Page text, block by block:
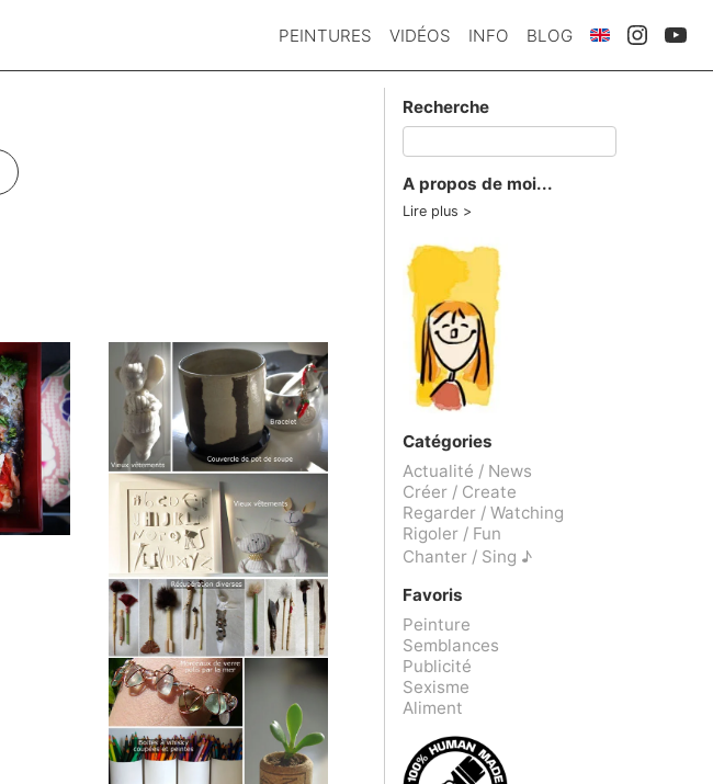
PEINTURES VIDÉOS INFO BLOG
Recherche
A propos de moi...
Lire plus
Catégories
Actualité / News
Créer / Create
Regarder / Watching
Rigoler / Fun
Chanter / Sing ♪
Favoris
Peinture
Semblances
Publicité
Sexisme
Aliment